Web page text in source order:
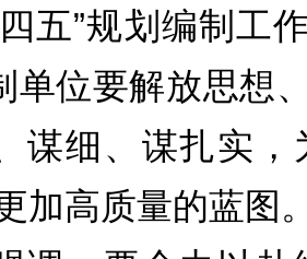
五”规划编制工
单位要解放思想
谋细、谋扎实，
加高质量的蓝图。